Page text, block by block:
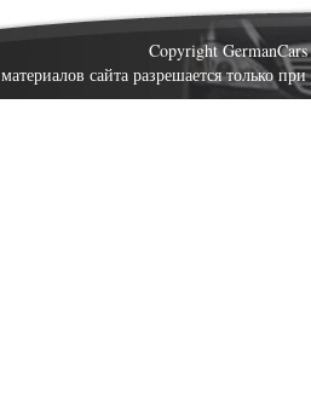
Copyright
сайта разрешается только